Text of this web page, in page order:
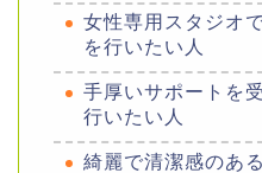
女性専用スタジオ
を行いたい人
手厚いサポートを
行いたい人
綺麗で清潔感のあ